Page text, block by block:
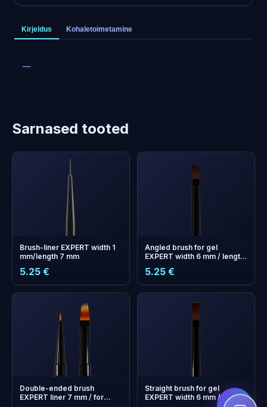
Kirjeldus Kohaletoimetamine
—
Sarnased tooted
Brush-liner EXPERT width 1
mm/length 7 mm
5.25 €
Angled brush for gel
EXPERT width 6 mm / length
5.25 €
Double-ended brush
EXPERT liner 7 mm / for
Straight brush for gel
EXPERT width 6 mm / length